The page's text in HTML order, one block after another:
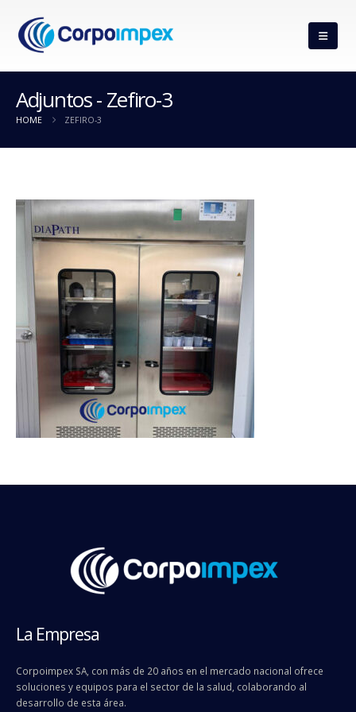
Adjuntos - Zefiro-3
HOME ZEFIRO-3
La Empresa
Corpoimpex SA, con más de 20 años en el mercado nacional ofrece
soluciones y equipos para el sector de la salud, colaborando al
desarrollo de esta área.